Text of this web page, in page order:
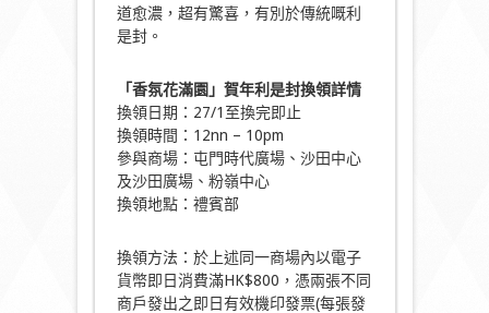
道愈濃，超有驚喜，有別於傳統嘅利
是封。
「香氛花滿園」賀年利是封換領詳情
換領日期：27/1至換完即止
換領時間：12nn – 10pm
參與商場：屯門時代廣場、沙田中心
及沙田廣場、粉嶺中心
換領地點：禮賓部
換領方法：於上述同一商場內以電子
貨幣即日消費滿HK$800，憑兩張不同
商戶發出之即日有效機印發票(每張發